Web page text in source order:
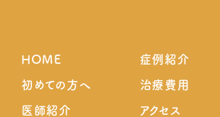
HOME
初めての方へ
医師紹介
症例紹介
治療費用
アクセス